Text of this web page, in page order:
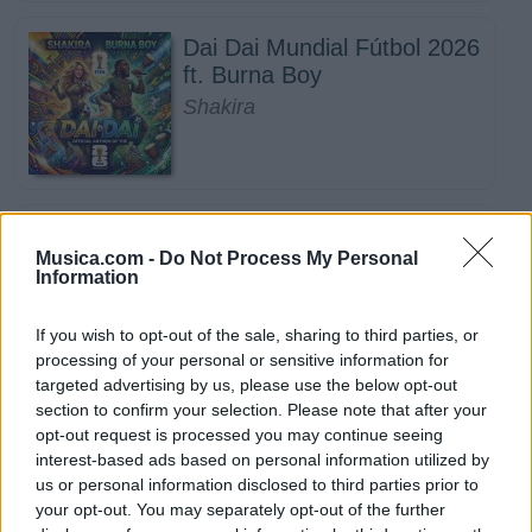
Musica.com - Do Not Process My Personal
Information
If you wish to opt-out of the sale, sharing to third parties, or
processing of your personal or sensitive information for
targeted advertising by us, please use the below opt-out
section to confirm your selection. Please note that after your
opt-out request is processed you may continue seeing
interest-based ads based on personal information utilized by
us or personal information disclosed to third parties prior to
your opt-out. You may separately opt-out of the further
Dai Dai Mundial Fútbol 2026
ft. Burna Boy
Shakira
Conriquez, Oscar Maydon
Ahora Soy Mi Prioridad
Nyla Stone